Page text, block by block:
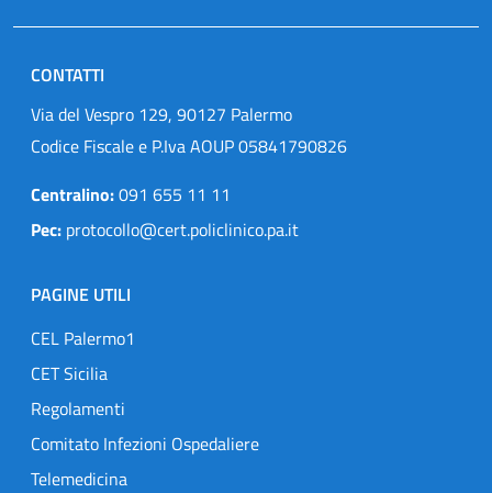
CONTATTI
Via del Vespro 129, 90127 Palermo
Codice Fiscale e P.Iva AOUP 05841790826
Centralino:091 655 11 11
Pec: protocollo@cert.policlinico.pa.it
PAGINE UTILI
CEL Palermo1
CET Sicilia
Regolamenti
Comitato Infezioni Ospedaliere
Telemedicina